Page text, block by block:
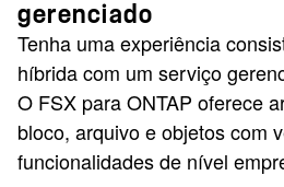
gerenciado
Tenha uma experiência
híbrida com um serviço
O FSX para ONTAP oferece
bloco, arquivo e objetos com
funcionalidades de nível